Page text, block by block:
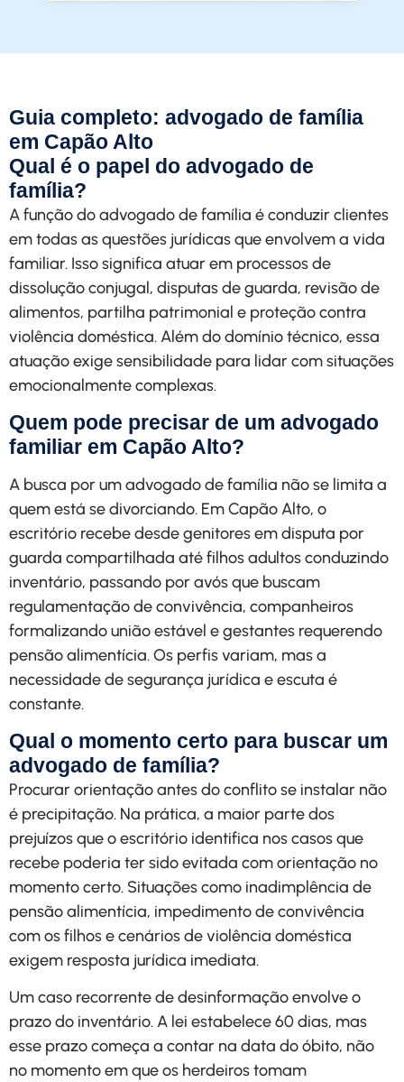
Guia completo: advogado de família
em Capão Alto
Qual é o papel do advogado de
família?
A função do advogado de família é conduzir clientes
em todas as questões jurídicas que envolvem a vida
familiar. Isso significa atuar em processos de
dissolução conjugal, disputas de guarda, revisão de
alimentos, partilha patrimonial e proteção contra
violência doméstica. Além do domínio técnico, essa
atuação exige sensibilidade para lidar com situações
emocionalmente complexas.
Quem pode precisar de um advogado
familiar em Capão Alto?
A busca por um advogado de família não se limita a
quem está se divorciando. Em Capão Alto, o
escritório recebe desde genitores em disputa por
guarda compartilhada até filhos adultos conduzindo
inventário, passando por avós que buscam
regulamentação de convivência, companheiros
formalizando união estável e gestantes requerendo
pensão alimentícia. Os perfis variam, mas a
necessidade de segurança jurídica e escuta é
constante.
Qual o momento certo para buscar um
advogado de família?
Procurar orientação antes do conflito se instalar não
é precipitação. Na prática, a maior parte dos
prejuízos que o escritório identifica nos casos que
recebe poderia ter sido evitada com orientação no
momento certo. Situações como inadimplência de
pensão alimentícia, impedimento de convivência
com os filhos e cenários de violência doméstica
exigem resposta jurídica imediata.
Um caso recorrente de desinformação envolve o
prazo do inventário. A lei estabelece 60 dias, mas
esse prazo começa a contar na data do óbito, não
no momento em que os herdeiros tomam